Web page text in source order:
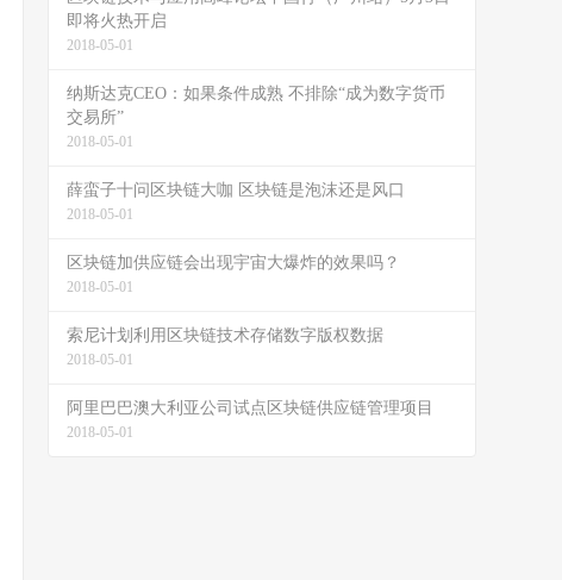
即将火热开启
2018-05-01
纳斯达克CEO：如果条件成熟 不排除“成为数字货币
交易所”
2018-05-01
薛蛮子十问区块链大咖 区块链是泡沫还是风口
2018-05-01
区块链加供应链会出现宇宙大爆炸的效果吗？
2018-05-01
索尼计划利用区块链技术存储数字版权数据
2018-05-01
阿里巴巴澳大利亚公司试点区块链供应链管理项目
2018-05-01